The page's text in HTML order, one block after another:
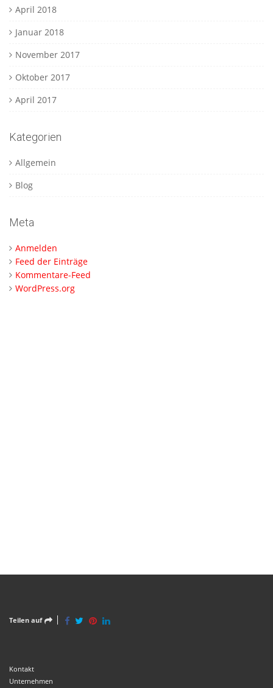
April 2018
Januar 2018
November 2017
Oktober 2017
April 2017
Kategorien
Allgemein
Blog
Meta
Anmelden
Feed der Einträge
Kommentare-Feed
WordPress.org
Teilen auf
Kontakt
Unternehmen